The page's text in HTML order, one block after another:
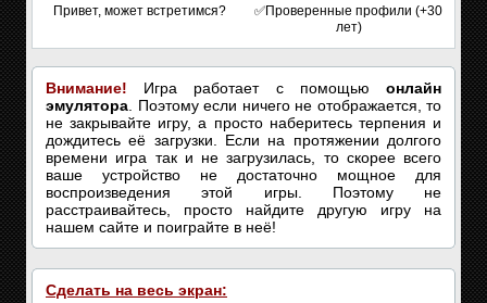
Привет, может встретимся?
✅Проверенные профили (+30
лет)
Внимание! Игра работает с помощью онлайн
эмулятора . Поэтому если ничего не отображается, то
не закрывайте игру, а просто наберитесь терпения и
дождитесь её загрузки. Если на протяжении долгого
времени игра так и не загрузилась, то скорее всего
ваше устройство не достаточно мощное для
воспроизведения этой игры. Поэтому не
расстраивайтесь, просто найдите другую игру на
нашем сайте и поиграйте в неё!
Сделать на весь экран: